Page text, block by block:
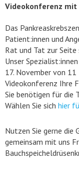
Videokonferenz mit
Das
Patient:innen und
Rat und Tat zur Seite
Unser
17. November von
Videokonferenz Ihre
Sie benötigen für die
Wählen Sie sich hier
Nutzen Sie gerne die
gemeinsam mit uns